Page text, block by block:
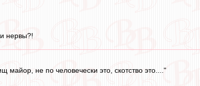
нервы?!
майор, не по человечески это, скотство это...."